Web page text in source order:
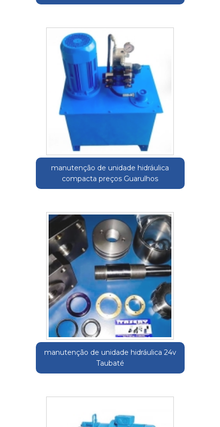
manutenção de unidade hidráulica
compacta preços Guarulhos
manutenção de unidade hidráulica 24v
Taubaté